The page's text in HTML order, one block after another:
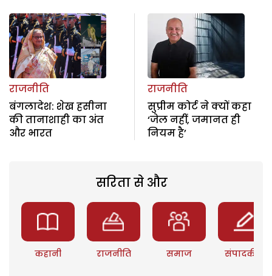
राजनीति
बंगलादेश: शेख हसीना
की तानाशाही का अंत
और भारत
राजनीति
सुप्रीम कोर्ट ने क्यों कहा
‘जेल नहीं, जमानत ही
नियम है’
सरिता से और
कहानी राजनीति समाज संपादकीय